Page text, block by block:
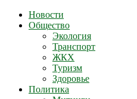
Новости
Общество
Экология
Транспорт
ЖКХ
Туризм
Здоровье
Политика